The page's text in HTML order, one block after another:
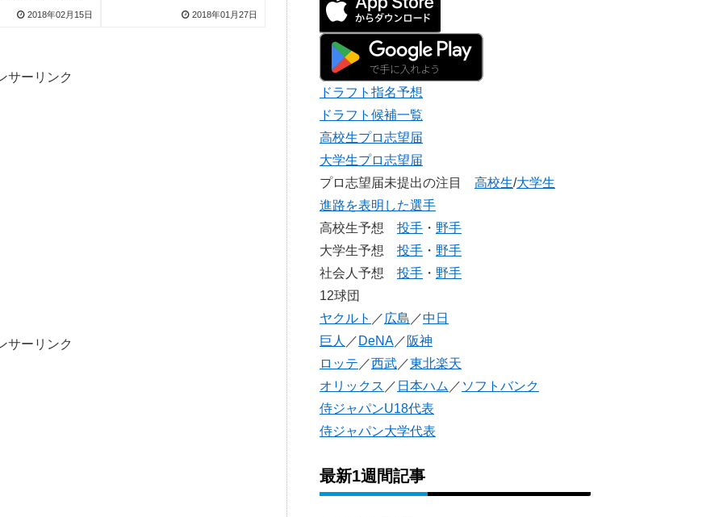
2018年02月15日 2018年01月27日
サーリンク
サーリンク
ドラフト指名予想
ドラフト候補一覧
高校生プロ志望届
大学生プロ志望届
プロ志望届未提出の注目 高校生/大学生
進路を表明した選手
高校生予想 投手 ・ 野手
大学生予想 投手 ・ 野手
社会人予想 投手 ・ 野手
12球団
ヤクルト ／ 広島 ／中日
巨人 ／ DeNA ／ 阪神
ロッテ ／西武 ／東北楽天
オリックス ／ 日本ハム ／ ソフトバンク
侍ジャパンU18代表
侍ジャパン大学代表
最新1週間記事